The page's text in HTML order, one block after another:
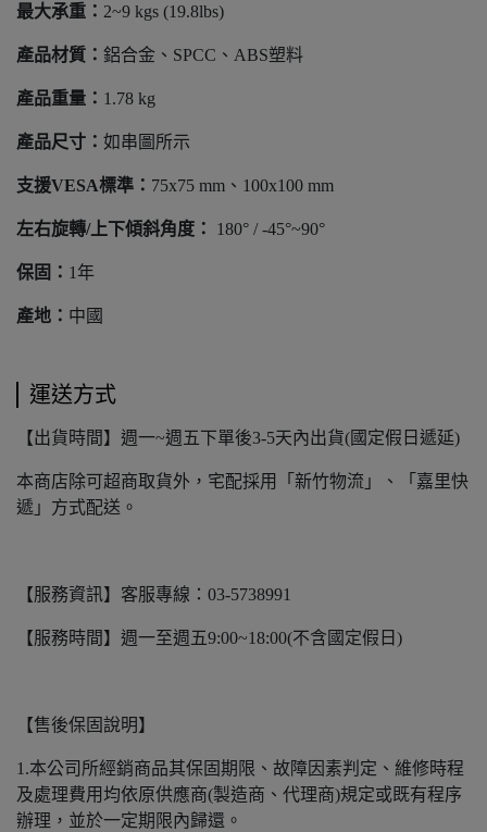
最大承重： 2~9 kgs (19.8lbs)
產品材質： 鋁合金、SPCC、ABS塑料
產品重量： 1.78 kg
產品尺寸： 如串圖所示
支援VESA標準： 75x75 mm、100x100 mm
左右旋轉/上下傾斜角度： 180° / -45°~90°
保固： 1年
產地： 中國
運送方式
【出貨時間】週一~週五下單後3-5天內出貨(國定假日遞延)
本商店除可超商取貨外，宅配採用「新竹物流」、「嘉里快
遞」方式配送。
【服務資訊】客服專線：03-5738991
【服務時間】週一至週五9:00~18:00(不含國定假日)
【售後保固說明】
1.本公司所經銷商品其保固期限、故障因素判定、維修時程
及處理費用均依原供應商(製造商、代理商)規定或既有程序
辦理，並於一定期限內歸還。